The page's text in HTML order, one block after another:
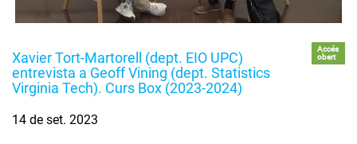
Xavier Tort-Martorell (dept. EIO UPC)
entrevista a Geoff Vining (dept. Statistics
Virginia Tech). Curs Box (2023-2024)
Accés
obert
14 de set. 2023